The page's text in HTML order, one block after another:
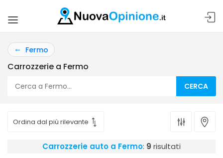
Fermo
Carrozzerie a Fermo
CERCA
Carrozzerie auto a Fermo: 9 risultati